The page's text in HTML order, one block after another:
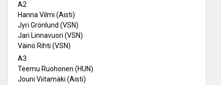
A2
Hanna Vilmi (Aisti)
Jyri Grönlund (VSN)
Jari Linnavuori (VSN)
Väinö Rihti (VSN)
A3
Teemu Ruohonen (HUN)
Jouni Viitamäki (Aisti)